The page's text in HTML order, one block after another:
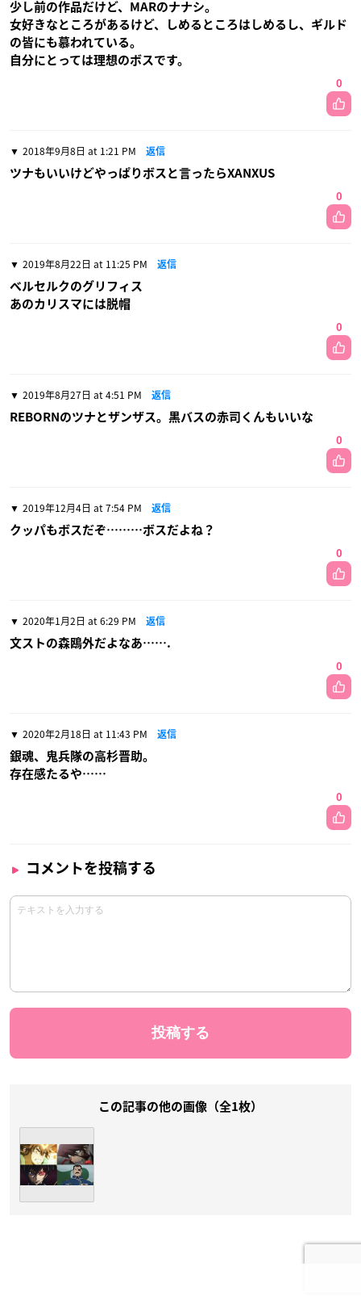
少し前の作品だけど、MARのナナシ。
女好きなところがあるけど、しめるところはしめるし、ギルド
の皆にも慕われている。
自分にとっては理想のボスです。
0
2018年9月8日 at 1:21 PM 返信
ツナもいいけどやっぱりボスと言ったらXANXUS
0
2019年8月22日 at 11:25 PM 返信
ベルセルクのグリフィス
あのカリスマには脱帽
0
2019年8月27日 at 4:51 PM 返信
REBORNのツナとザンザス。黒バスの赤司くんもいいな
0
2019年12月4日 at 7:54 PM 返信
クッパもボスだぞ………ボスだよね？
0
2020年1月2日 at 6:29 PM 返信
文ストの森鴎外だよなあ…….
0
2020年2月18日 at 11:43 PM 返信
銀魂、鬼兵隊の高杉晋助。
存在感たるや……
0
コメントを投稿する
この記事の他の画像（全1枚）